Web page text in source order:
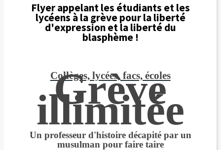
Flyer appelant les étudiants et les
lycéens à la grève pour la liberté
d'expression et la liberté du
blasphème !
Collèges, lycées, facs, écoles
Grève
illimitée
Un professeur d'histoire décapité par un
musulman pour faire taire